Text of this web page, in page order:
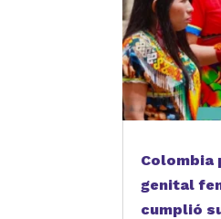
Colombia
genital
cumplió